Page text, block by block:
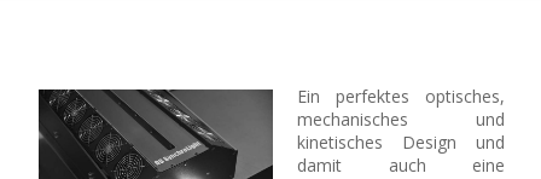
Ein perfektes optisches,
mechanisches und
kinetisches Design und
damit auch eine